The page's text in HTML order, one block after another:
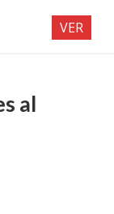
al
VER